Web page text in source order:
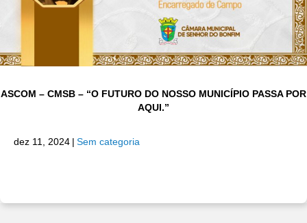
ASCOM – CMSB – “O FUTURO DO NOSSO MUNICÍPIO PASSA POR
AQUI.”
dez 11, 2024 | Sem categoria